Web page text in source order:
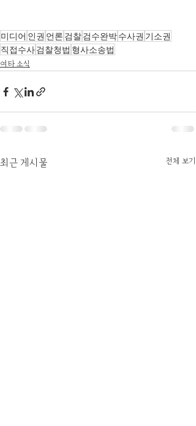
미디어 인권 언론 검찰검수완박수사권 기소권
직접수사검찰청법 형사소송법
여타 소식
최근 게시물 전체 보기